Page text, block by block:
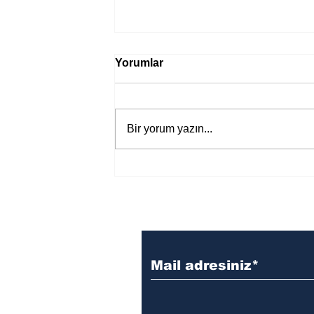
Yorumlar
Bir yorum yazın...